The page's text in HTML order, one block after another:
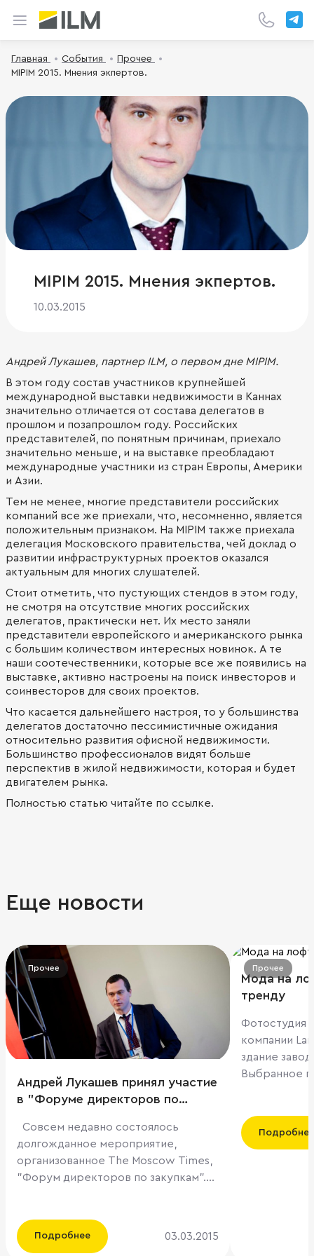
Главная События
Прочее
MIPIM 2015. Мнения экпертов.
MIPIM 2015. Мнения экпертов.
10.03.2015
Андрей Лукашев, партнер ILM, о первом дне MIPIM.
В этом году состав участников крупнейшей
международной выставки недвижимости в Каннах
значительно отличается от состава делегатов в
прошлом и позапрошлом году. Российских
представителей, по понятным причинам, приехало
значительно меньше, и на выставке преобладают
международные участники из стран Европы, Америки
и Азии.
Тем не менее, многие представители российских
компаний все же приехали, что, несомненно, является
положительным признаком. На MIPIM также приехала
делегация Московского правительства, чей доклад о
развитии инфраструктурных проектов оказался
актуальным для многих слушателей.
Стоит отметить, что пустующих стендов в этом году,
не смотря на отсутствие многих российских
делегатов, практически нет. Их место заняли
представители европейского и американского рынка
с большим количеством интересных новинок. А те
наши соотечественники, которые все же появились на
выставке, активно настроены на поиск инвесторов и
соинвесторов для своих проектов.
Что касается дальнейшего настроя, то у большинства
делегатов достаточно пессимистичные ожидания
относительно развития офисной недвижимости.
Большинство профессионалов видят больше
перспектив в жилой недвижимости, которая и будет
двигателем рынка.
Полностью статью читайте по ссылке.
Еще новости
Прочее
Андрей Лукашев принял участие
в "Форуме директоров по
Совсем недавно состоялось
долгожданное мероприятие,
организованное The Moscow Times,
"Форум директоров по закупкам".
закупок компаний, занимающих
лидирующие позиции на
Подробнее 03.03.2015
Прочее
Мода на
тренду
Фотостудия
компании
здание
Выбранное
оформлении
Подробнее